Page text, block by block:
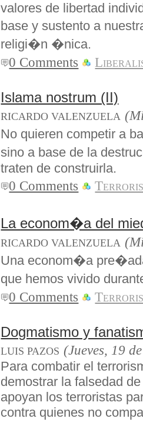
valores de libertad
base y sustento a
religi�n �nica.
0 Comments
Islama nostrum (II)
RICARDO VALENZUELA
No quieren competir a
sino a base de la
traten de construirla.
0 Comments
La econom�a del
RICARDO VALENZUELA
Una econom�a
que hemos vivido
0 Comments
Dogmatismo y
LUIS PAZOS (Jueves, 19
Para combatir el
demostrar la falsedad
apoyan los terroristas
contra quienes no